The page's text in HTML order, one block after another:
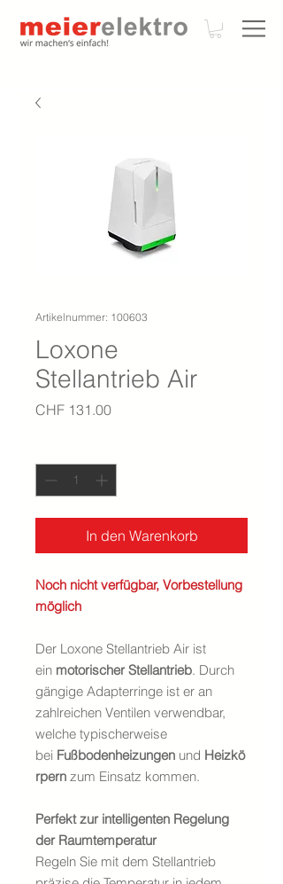
Artikelnummer: 100603
Loxone
Stellantrieb Air
CHF 131.00Preis
In den Warenkorb
Noch nicht verfügbar, Vorbestellung
möglich
Der Loxone Stellantrieb Air ist
ein motorischer Stellantrieb. Durch
gängige Adapterringe ist er an
zahlreichen Ventilen verwendbar,
welche typischerweise
bei Fußbodenheizungen und Heizkö
rpern zum Einsatz kommen.
Perfekt zur intelligenten Regelung
der Raumtemperatur
Regeln Sie mit dem Stellantrieb